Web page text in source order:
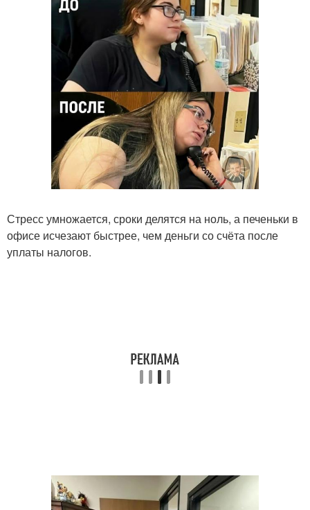
Стресс умножается, сроки делятся на ноль, а печеньки в
офисе исчезают быстрее, чем деньги со счёта после
уплаты налогов.